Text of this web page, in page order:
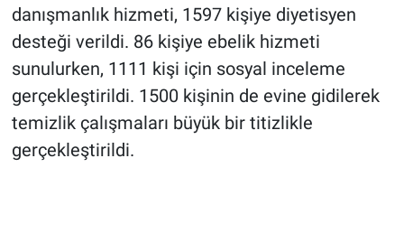
danışmanlık hizmeti, 1597 kişiye diyetisyen
desteği verildi. 86 kişiye ebelik hizmeti
sunulurken, 1111 kişi için sosyal inceleme
gerçekleştirildi. 1500 kişinin de evine gidilerek
temizlik çalışmaları büyük bir titizlikle
gerçekleştirildi.